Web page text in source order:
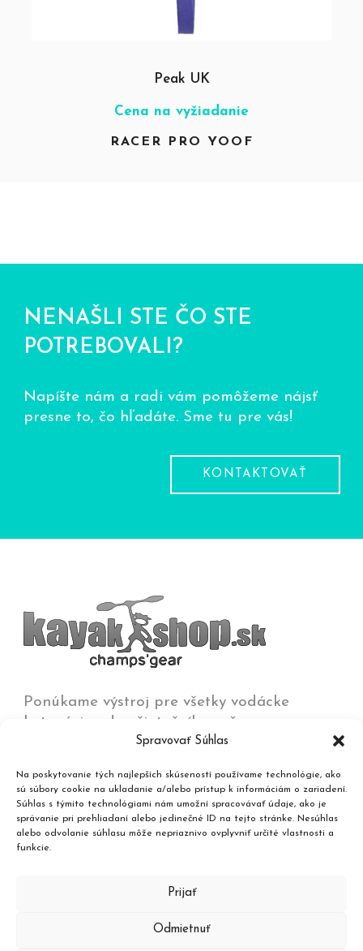
Spravovať Súhlas
Na poskytovanie tých najlepších skúseností používame technológie, ako
sú súbory cookie na ukladanie a/alebo prístup k informáciám o zariadení.
Súhlas s týmito technológiami nám umožní spracovávať údaje, ako je
správanie pri prehliadaní alebo jedinečné ID na tejto stránke. Nesúhlas
alebo odvolanie súhlasu môže nepriaznivo ovplyvniť určité vlastnosti a
funkcie.
Prijať
Odmietnuť
Peak UK
Cena na vyžiadanie
RACER PRO YOOF
NENAŠLI STE ČO STE
POTREBOVALI?
Napíšte nám a radi vám pomôžeme nájsť
presne to, čo hľadáte. Sme tu pre vás!
KONTAKTOVAŤ
Ponúkame výstroj pre všetky vodácke
kategórie od začiatočníkov až po
olympijských víťazov na všetkých typoch vôd
najdivokejšie rieky, umelé trate a moria.
Kontakt